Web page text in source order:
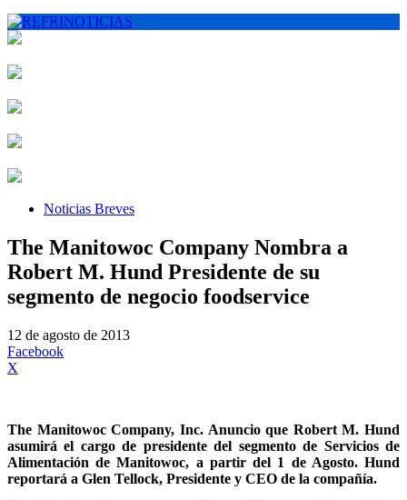
Noticias Breves
The Manitowoc Company Nombra a
Robert M. Hund Presidente de su
segmento de negocio foodservice
12 de agosto de 2013
Facebook
X
The Manitowoc Company, Inc. Anuncio que Robert M. Hund
asumirá el cargo de presidente del segmento de Servicios de
Alimentación de Manitowoc, a partir del 1 de Agosto. Hund
reportará a Glen Tellock, Presidente y CEO de la compañía.